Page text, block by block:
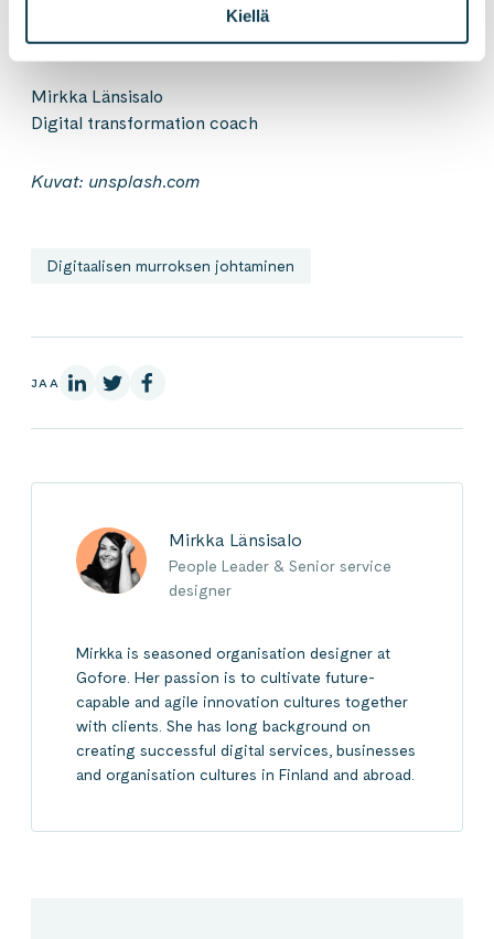
Kiellä
Lisää teemasta voit lukea myös Soile Rothin blogista
Organisaatiomuotoilu ja asiakaskokemuksen anatomia.
Mirkka Länsisalo
Digital transformation coach
Kuvat: unsplash.com
Digitaalisen murroksen johtaminen
JAA LinkedInissä
X:ssäFacebookissa
Mirkka Länsisalo
People Leader & Senior service
designer
Mirkka is seasoned organisation designer at
Gofore. Her passion is to cultivate future-
capable and agile innovation cultures together
with clients. She has long background on
creating successful digital services, businesses
and organisation cultures in Finland and abroad.